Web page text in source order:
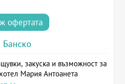
офертата
Банско
закуска и възможност за
Мария Антоанета